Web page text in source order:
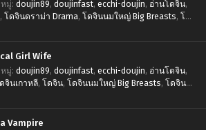
มู่: doujin89, doujinfast, ecchi-doujin, อ่านโดจิน,
, โดจินดราม่า Drama, โดจินนมใหญ่ Big Breasts, โดจิ
Girl Wife
มู่: doujin89, doujinfast, ecchi-doujin, อ่านโดจิน,
จินเกาหลี, โดจิน, โดจินนมใหญ่ Big Breasts, โดจิน
Vampire